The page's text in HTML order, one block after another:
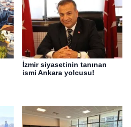
İzmir siyasetinin tanınan
ismi Ankara yolcusu!